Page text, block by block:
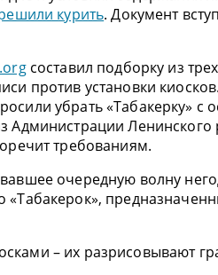
курить. Документ
составил подборку из
против установки
убрать «Табакерку» с
Администрации Ленинского
требованиям.
очередную волну
– их разрисовывают